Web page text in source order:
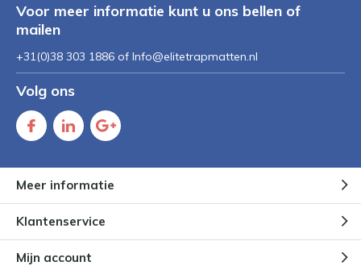
Voor meer informatie kunt u ons bellen of
mailen
+31(0)38 303 1886 of Info@elitetrapmatten.nl
Volg ons
Meer informatie
Klantenservice
Mijn account